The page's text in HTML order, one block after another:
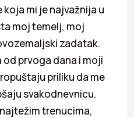
mi je najvažnija u
moj temelj, moj
zadatak.
od prvoga dana i moji
priliku da me
svakodnevnicu.
trenucima,